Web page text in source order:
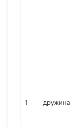
1 дружина